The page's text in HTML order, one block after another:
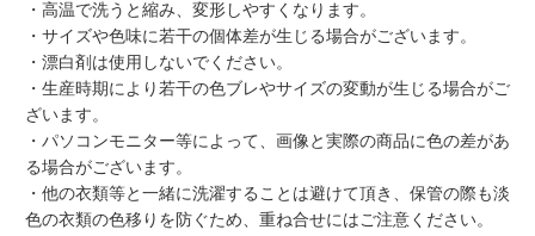
・高温で洗うと縮み、変形しやすくなります。
・サイズや色味に若干の個体差が生じる場合がございます。
・漂白剤は使用しないでください。
・生産時期により若干の色ブレやサイズの変動が生じる場合がご
ざいます。
・パソコンモニター等によって、画像と実際の商品に色の差があ
る場合がございます。
・他の衣類等と一緒に洗濯することは避けて頂き、保管の際も淡
色の衣類の色移りを防ぐため、重ね合せにはご注意ください。